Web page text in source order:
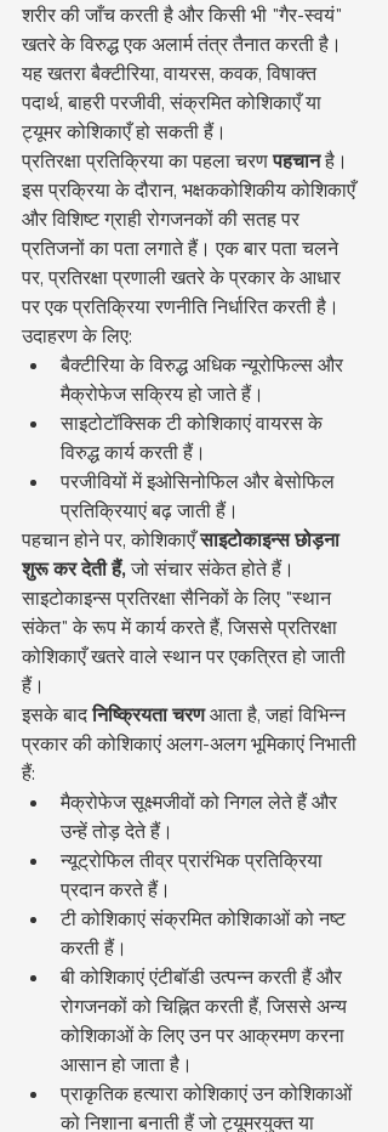
शरीर की जाँच करती है और किसी भी "गैर-स्वयं"
खतरे के विरुद्ध एक अलार्म तंत्र तैनात करती है।
यह खतरा बैक्टीरिया, वायरस, कवक, विषाक्त
पदार्थ, बाहरी परजीवी, संक्रमित कोशिकाएँ या
ट्यूमर कोशिकाएँ हो सकती हैं।
प्रतिरक्षा प्रतिक्रिया का पहला चरण पहचान है।
इस प्रक्रिया के दौरान, भक्षककोशिकीय कोशिकाएँ
और विशिष्ट ग्राही रोगजनकों की सतह पर
प्रतिजनों का पता लगाते हैं। एक बार पता चलने
पर, प्रतिरक्षा प्रणाली खतरे के प्रकार के आधार
पर एक प्रतिक्रिया रणनीति निर्धारित करती है।
उदाहरण के लिए:
बैक्टीरिया के विरुद्ध अधिक न्यूरोफिल्स और
मैक्रोफेज सक्रिय हो जाते हैं।
साइटोटॉक्सिक टी कोशिकाएं वायरस के
विरुद्ध कार्य करती हैं।
परजीवियों में इओसिनोफिल और बेसोफिल
प्रतिक्रियाएं बढ़ जाती हैं।
पहचान होने पर, कोशिकाएँ साइटोकाइन्स छोड़ना
शुरू कर देती हैं, जो संचार संकेत होते हैं।
साइटोकाइन्स प्रतिरक्षा सैनिकों के लिए "स्थान
संकेत" के रूप में कार्य करते हैं, जिससे प्रतिरक्षा
कोशिकाएँ खतरे वाले स्थान पर एकत्रित हो जाती
हैं।
इसके बाद निष्क्रियता चरण आता है, जहां विभिन्न
प्रकार की कोशिकाएं अलग-अलग भूमिकाएं निभाती
हैं:
मैक्रोफेज सूक्ष्मजीवों को निगल लेते हैं और
उन्हें तोड़ देते हैं।
न्यूट्रोफिल तीव्र प्रारंभिक प्रतिक्रिया
प्रदान करते हैं।
टी कोशिकाएं संक्रमित कोशिकाओं को नष्ट
करती हैं।
बी कोशिकाएं एंटीबॉडी उत्पन्न करती हैं और
रोगजनकों को चिह्नित करती हैं, जिससे अन्य
कोशिकाओं के लिए उन पर आक्रमण करना
आसान हो जाता है।
प्राकृतिक हत्यारा कोशिकाएं उन कोशिकाओं
को निशाना बनाती हैं जो ट्यूमरयुक्त या